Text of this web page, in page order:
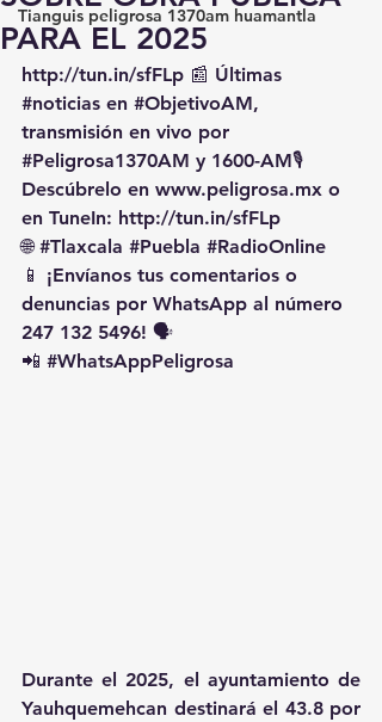
Tianguis peligrosa 1370am huamantla
PARA EL 2025
http://tun.in/sfFLp 📰 Últimas
#noticias en #ObjetivoAM,
transmisión en vivo por
#Peligrosa1370AM y 1600-AM🎙️
Descúbrelo en www.peligrosa.mx o
en TuneIn: http://tun.in/sfFLp
🌐 #Tlaxcala #Puebla #RadioOnline
📱 ¡Envíanos tus comentarios o
denuncias por WhatsApp al número
247 132 5496! 🗣️
📲 #WhatsAppPeligrosa
Durante el 2025, el ayuntamiento de
Yauhquemehcan destinará el 43.8 por